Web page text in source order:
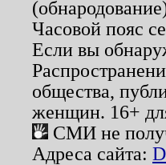
Часовой пояс
Если вы
общества,
женщин. 16+
СМИ не
Адреса сайта: